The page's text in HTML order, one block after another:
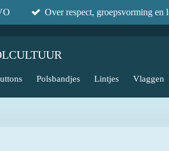
Over respect, groepsvorming en
Polsbandjes Lintjes Vlaggen